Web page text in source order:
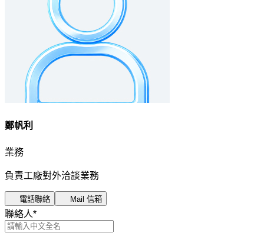
鄭帆利
業務
負責工廠對外洽談業務
電話聯絡 Mail 信箱
聯絡人*